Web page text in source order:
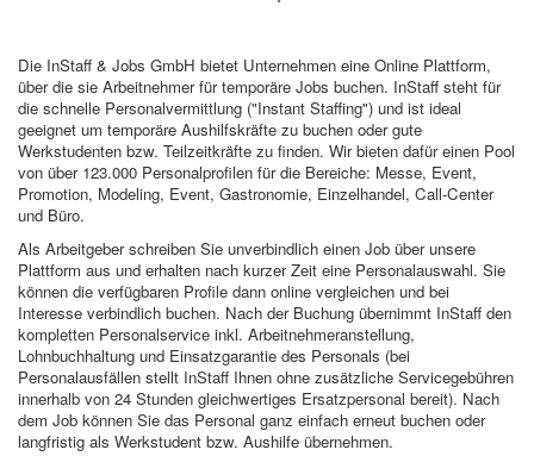
Die InStaff & Jobs GmbH bietet Unternehmen eine Online Plattform,
über die sie Arbeitnehmer für temporäre Jobs buchen. InStaff steht für
die schnelle Personalvermittlung ("Instant Staffing") und ist ideal
geeignet um temporäre Aushilfskräfte zu buchen oder gute
Werkstudenten bzw. Teilzeitkräfte zu finden. Wir bieten dafür einen Pool
von über 123.000 Personalprofilen für die Bereiche: Messe, Event,
Promotion, Modeling, Event, Gastronomie, Einzelhandel, Call-Center
und Büro.
Als Arbeitgeber schreiben Sie unverbindlich einen Job über unsere
Plattform aus und erhalten nach kurzer Zeit eine Personalauswahl. Sie
können die verfügbaren Profile dann online vergleichen und bei
Interesse verbindlich buchen. Nach der Buchung übernimmt InStaff den
kompletten Personalservice inkl. Arbeitnehmeranstellung,
Lohnbuchhaltung und Einsatzgarantie des Personals (bei
Personalausfällen stellt InStaff Ihnen ohne zusätzliche Servicegebühren
innerhalb von 24 Stunden gleichwertiges Ersatzpersonal bereit). Nach
dem Job können Sie das Personal ganz einfach erneut buchen oder
langfristig als Werkstudent bzw. Aushilfe übernehmen.